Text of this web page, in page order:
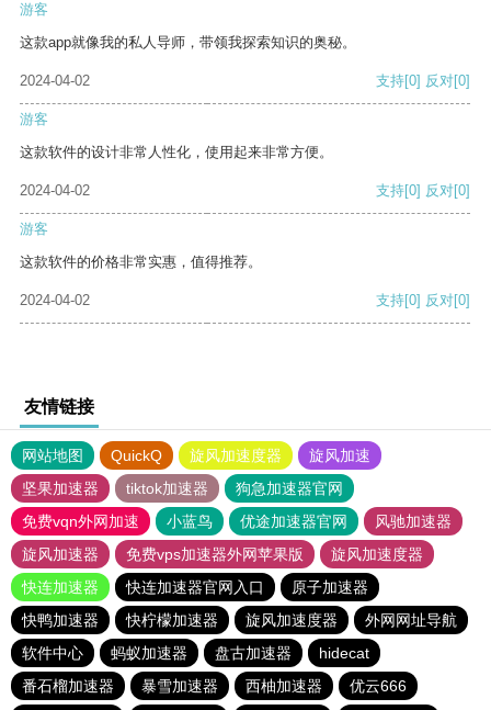
游客
这款app就像我的私人导师，带领我探索知识的奥秘。
2024-04-02 支持[0] 反对[0]
游客
这款软件的设计非常人性化，使用起来非常方便。
2024-04-02 支持[0] 反对[0]
游客
这款软件的价格非常实惠，值得推荐。
2024-04-02 支持[0] 反对[0]
友情链接
网站地图 QuickQ 旋风加速度器
旋风加速
坚果加速器
tiktok加速器
狗急加速器官网
免费vqn外网加速
小蓝鸟 优途加速器官网
风驰加速器
旋风加速器
免费vps加速器外网苹果版
旋风加速度器
快连加速器
快连加速器官网入口
原子加速器
快鸭加速器
快柠檬加速器 旋风加速度器
外网网址导航
软件中心
蚂蚁加速器 盘古加速器
hidecat
番石榴加速器
暴雪加速器 西柚加速器 优云666